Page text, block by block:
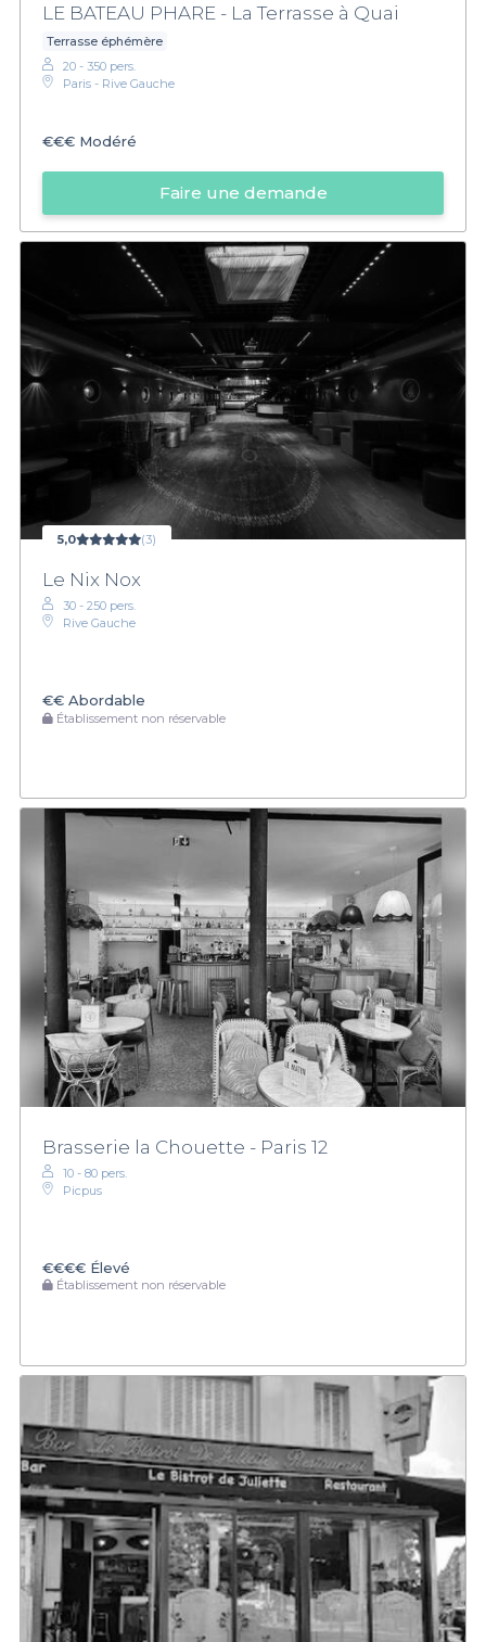
LE BATEAU PHARE - La Terrasse à Quai
Terrasse éphémère
20 - 350 pers.
Paris - Rive Gauche
€€€ Modéré
Faire une demande
5,0 (3)
Le Nix Nox
30 - 250 pers.
Rive Gauche
€€ Abordable
Établissement non réservable
Brasserie la Chouette - Paris 12
10 - 80 pers.
Picpus
€€€€ Élevé
Établissement non réservable